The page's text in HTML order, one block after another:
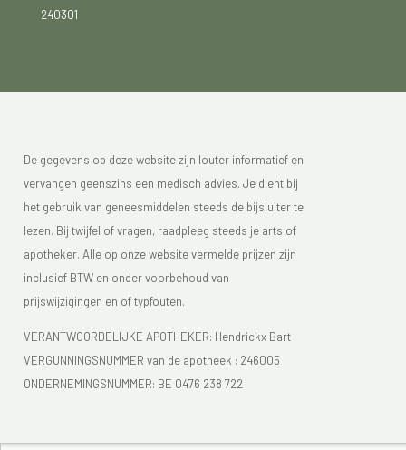
240301
De gegevens op deze website zijn louter informatief en
vervangen geenszins een medisch advies. Je dient bij
het gebruik van geneesmiddelen steeds de bijsluiter te
lezen. Bij twijfel of vragen, raadpleeg steeds je arts of
apotheker. Alle op onze website vermelde prijzen zijn
inclusief BTW en onder voorbehoud van
prijswijzigingen en of typfouten.
VERANTWOORDELIJKE APOTHEKER: Hendrickx Bart
VERGUNNINGSNUMMER van de apotheek : 246005
ONDERNEMINGSNUMMER: BE 0476 238 722